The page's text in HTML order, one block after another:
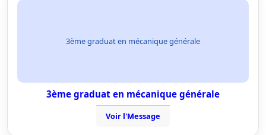
3ème graduat en mécanique générale
3ème graduat en mécanique générale
Voir l'Message